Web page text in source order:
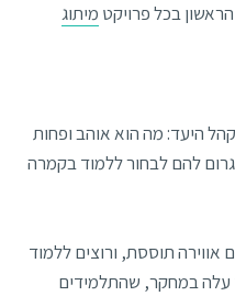
בכל פרויקט מיתוג
היעד: מה הוא אוהב ופחות
להם לבחור ללמוד בקמרה
תוססת, ורוצים ללמוד
עלה במחקר, שהתלמידים